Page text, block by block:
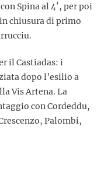
Spina al 4′, per poi
chiusura di primo
il Castiadas: i
dopo l’esilio a
Vis Artena. La
con Cordeddu,
Palombi,